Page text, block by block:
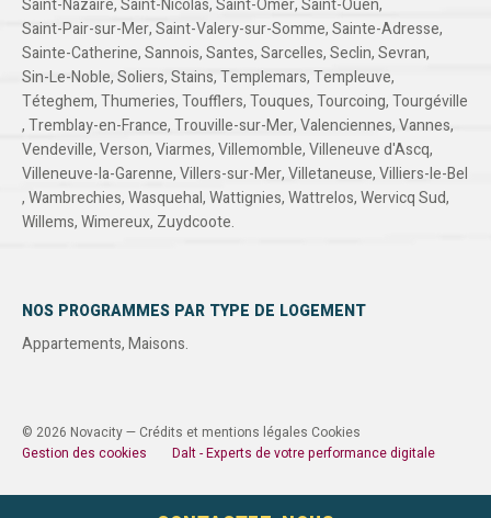
Saint-Nazaire,Saint-Nicolas,Saint-Omer,Saint-Ouen,
Saint-Pair-sur-Mer,Saint-Valery-sur-Somme,Sainte-Adresse,
Sainte-Catherine,Sannois,Santes,Sarcelles,Seclin,Sevran,
Sin-Le-Noble,Soliers,Stains,Templemars,Templeuve,
Téteghem,Thumeries,Toufflers,Touques,Tourcoing,Tourgéville
,Tremblay-en-France,Trouville-sur-Mer,Valenciennes,Vannes,
Vendeville,Verson,Viarmes,Villemomble,Villeneuve d'Ascq,
Villeneuve-la-Garenne,Villers-sur-Mer,Villetaneuse,Villiers-le-Bel
,Wambrechies,Wasquehal,Wattignies,Wattrelos,Wervicq Sud,
Willems,Wimereux, Zuydcoote.
NOS PROGRAMMES PAR TYPE DE LOGEMENT
Appartements,Maisons.
© 2026 Novacity — Crédits et mentions légales Cookies
Gestion des cookies
Dalt - Experts de votre performance digitale